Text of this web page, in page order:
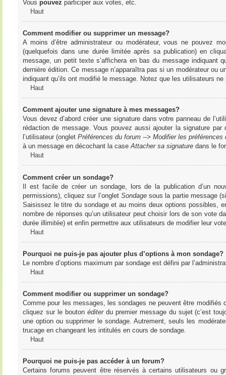
Vous pouvez participer aux votes, etc.
Haut
Comment modifier ou supprimer un message?
A moins d’être administrateur ou modérateur, vous ne pouvez
(quelquefois dans une durée limitée après sa publication) en
message, un petit texte s’affichera en bas du message indiquant
dernière édition. Ce message n’apparaîtra pas si un modérateur
indiquant qu’ils ont modifié le message. Notez que les utilisateurs
Haut
Comment ajouter une signature à mes messages?
Vous devez d’abord créer une signature dans votre panneau de
rédaction de message. Vous pouvez aussi ajouter la signature
l’utilisateur (onglet Préférences du forum --> Modifier les préférences
à un message en décochant la caseAttacher sa signaturedans le
Haut
Comment créer un sondage?
Il est facile de créer un sondage, lors de la publication d’un
permissions), cliquez sur l’onglet Sondagesous la partie message
Saisissez le titre du sondage et au moins deux options possibles,
nombre de réponses qu’un utilisateur peut choisir lors de son vote
durée illimitée) et enfin permettre aux utilisateurs de modifier leur
Haut
Pourquoi ne puis-je pas ajouter plus d’options à mon sondage?
Le nombre d’options maximum par sondage est défini par
Haut
Comment modifier ou supprimer un sondage?
Comme pour les messages, les sondages ne peuvent être modifiés
cliquez sur le bouton éditerdu premier message du sujet (c’est
une option ou supprimer le sondage. Autrement, seuls les
trucage en changeant les intitulés en cours de sondage.
Haut
Pourquoi ne puis-je pas accéder à un forum?
Certains forums peuvent être réservés à certains utilisateurs ou